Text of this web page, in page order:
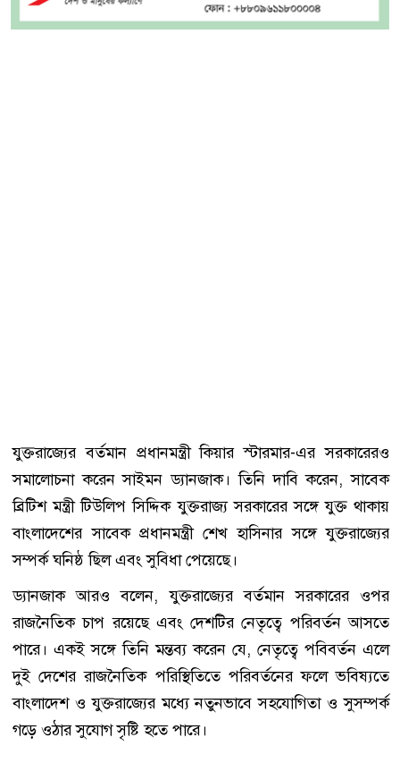
যুক্তরাজ্যের বর্তমান প্রধানমন্ত্রী কিয়ার স্টারমার-এর সরকারেরও
সমালোচনা করেন সাইমন ড্যানজাক। তিনি দাবি করেন, সাবেক
ব্রিটিশ মন্ত্রী টিউলিপ সিদ্দিক যুক্তরাজ্য সরকারের সঙ্গে যুক্ত থাকায়
বাংলাদেশের সাবেক প্রধানমন্ত্রী শেখ হাসিনার সঙ্গে যুক্তরাজ্যের
সম্পর্ক ঘনিষ্ঠ ছিল এবং সুবিধা পেয়েছে।
ড্যানজাক আরও বলেন, যুক্তরাজ্যের বর্তমান সরকারের ওপর
রাজনৈতিক চাপ রয়েছে এবং দেশটির নেতৃত্বে পরিবর্তন আসতে
পারে। একই সঙ্গে তিনি মন্তব্য করেন যে, নেতৃত্বে পবিবর্তন এলে
দুই দেশের রাজনৈতিক পরিস্থিতিতে পরিবর্তনের ফলে ভবিষ্যতে
বাংলাদেশ ও যুক্তরাজ্যের মধ্যে নতুনভাবে সহযোগিতা ও সুসম্পর্ক
গড়ে ওঠার সুযোগ সৃষ্টি হতে পারে।